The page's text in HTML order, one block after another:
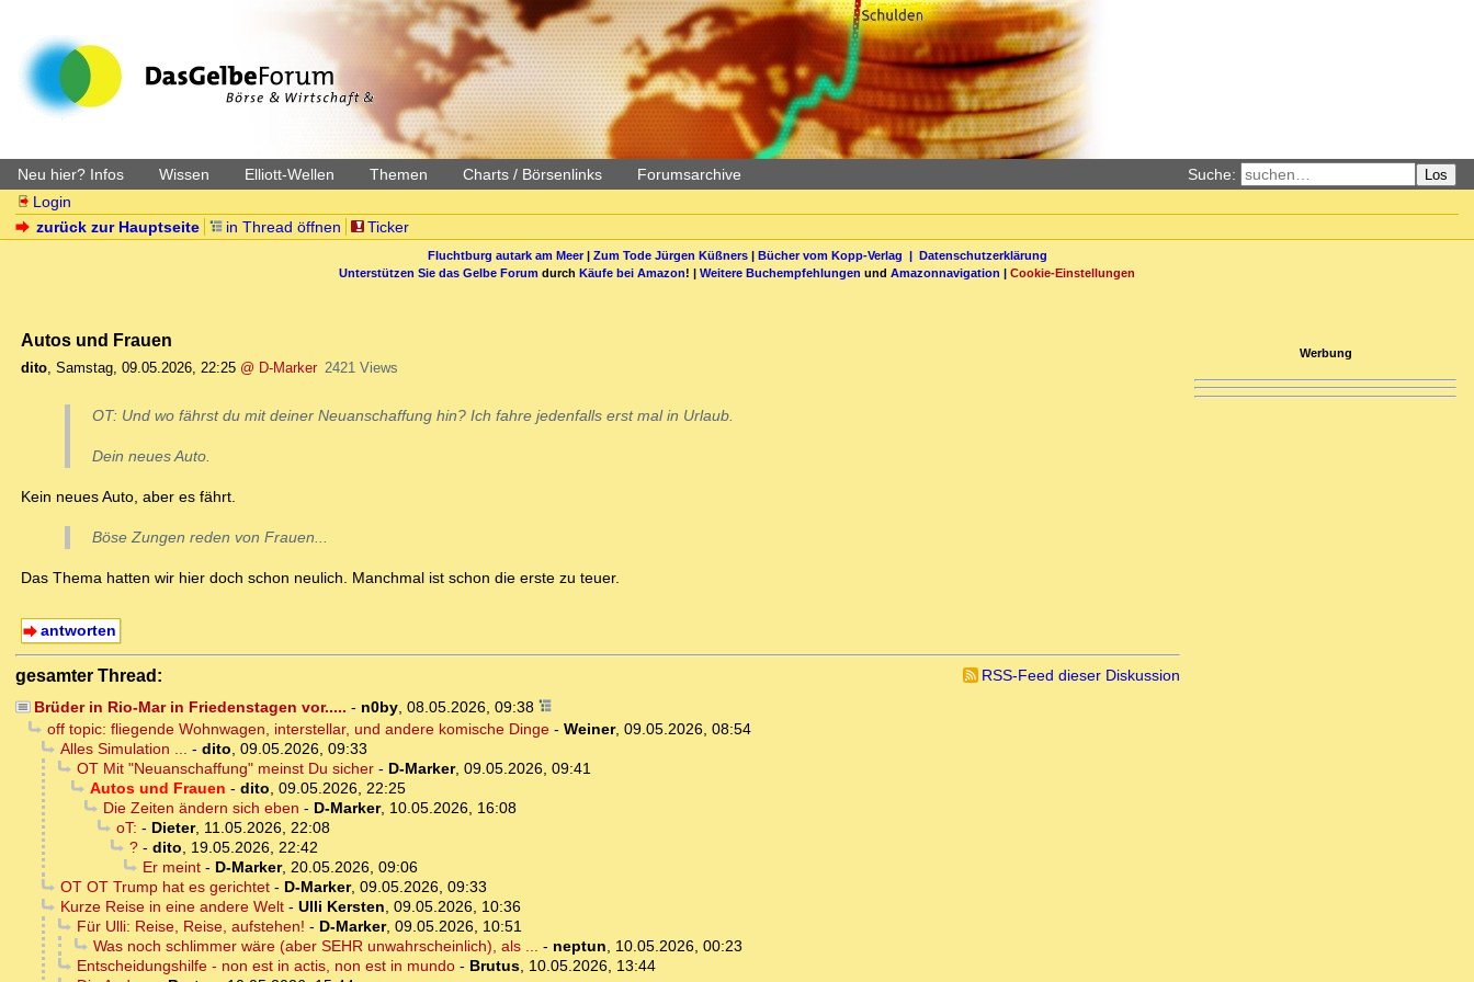
Neu hier? Infos Wissen Elliott-Wellen Themen Charts / Börsenlinks Forumsarchive Suche: Los
Login
zurück zur Hauptseite
in Thread öffnen Ticker
Fluchtburg autark am Meer| Zum Tode Jürgen Küßners| Bücher vom Kopp-Verlag | Datenschutzerklärung
Unterstützen Sie das Gelbe Forum durch Käufe bei Amazon! | Weitere Buchempfehlungen und Amazonnavigation | Cookie-Einstellungen
Autos und Frauen
dito, Samstag, 09.05.2026, 22:25 @ D-Marker 2421 Views
OT: Und wo fährst du mit deiner Neuanschaffung hin? Ich fahre jedenfalls erst mal in Urlaub.
Dein neues Auto.
Kein neues Auto, aber es fährt.
Böse Zungen reden von Frauen...
Das Thema hatten wir hier doch schon neulich. Manchmal ist schon die erste zu teuer.
antworten
gesamter Thread:
RSS-Feed dieser Diskussion
Brüder in Rio-Mar in Friedenstagen vor..... - n0by, 08.05.2026, 09:38
off topic: fliegende Wohnwagen, interstellar, und andere komische Dinge- Weiner, 09.05.2026, 08:54
Alles Simulation ... - dito, 09.05.2026, 09:33
OT Mit "Neuanschaffung" meinst Du sicher- D-Marker, 09.05.2026, 09:41
Autos und Frauen - dito, 09.05.2026, 22:25
Die Zeiten ändern sich eben - D-Marker, 10.05.2026, 16:08
oT: - Dieter, 11.05.2026, 22:08
?- dito, 19.05.2026, 22:42
Er meint- D-Marker, 20.05.2026, 09:06
OT OT Trump hat es gerichtet- D-Marker, 09.05.2026, 09:33
Kurze Reise in eine andere Welt- Ulli Kersten, 09.05.2026, 10:36
Für Ulli: Reise, Reise, aufstehen! - D-Marker, 09.05.2026, 10:51
Was noch schlimmer wäre (aber SEHR unwahrscheinlich), als ... - neptun, 10.05.2026, 00:23
Entscheidungshilfe - non est in actis, non est in mundo- Brutus, 10.05.2026, 13:44
Werbung